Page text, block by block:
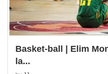
Basket-ball | Elim
la...